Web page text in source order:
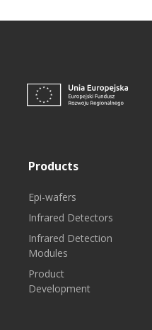
Products
Epi-wafers
Infrared Detectors
Infrared Detection
Modules
Product
Development